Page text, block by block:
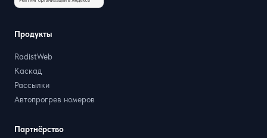
Продукты
RadistWeb
Каскад
Рассылки
Автопрогрев номеров
Партнёрство